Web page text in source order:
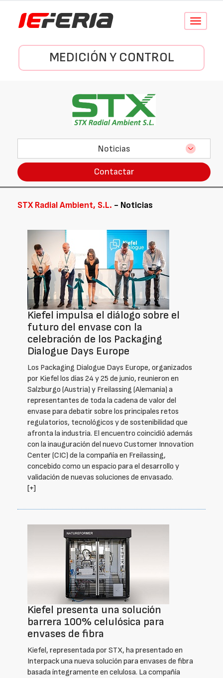
Conmutar
MEDICIÓN Y CONTROL
Noticias
Contactar
STX Radial Ambient, S.L. - Noticias
Kiefel impulsa el diálogo sobre el
futuro del envase con la
celebración de los Packaging
Dialogue Days Europe
Los Packaging Dialogue Days Europe, organizados
por Kiefel los días 24 y 25 de junio, reunieron en
Salzburgo (Austria) y Freilassing (Alemania) a
representantes de toda la cadena de valor del
envase para debatir sobre los principales retos
regulatorios, tecnológicos y de sostenibilidad que
afronta la industria. El encuentro coincidió además
con la inauguración del nuevo Customer Innovation
Center (CIC) de la compañía en Freilassing,
concebido como un espacio para el desarrollo y
validación de nuevas soluciones de envasado.
[+]
Kiefel presenta una solución
barrera 100% celulósica para
envases de fibra
Kiefel, representada por STX, ha presentado en
Interpack una nueva solución para envases de fibra
basada íntegramente en celulosa. La compañía